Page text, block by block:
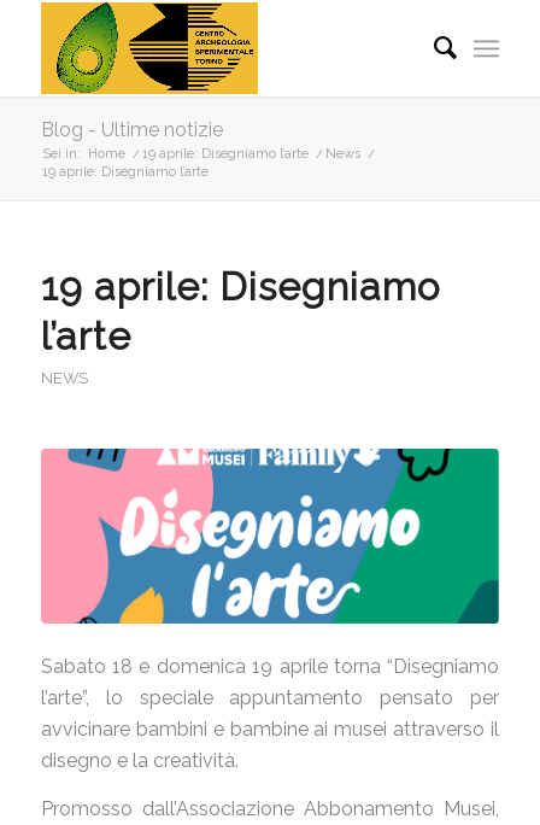
Blog - Ultime notizie
Sei in: Home / 19 aprile: Disegniamo l’arte / News /
19 aprile: Disegniamo l’arte
19 aprile: Disegniamo
l’arte
NEWS
Sabato 18 e domenica 19 aprile torna “Disegniamo
l’arte”, lo speciale appuntamento pensato per
avvicinare bambini e bambine ai musei attraverso il
disegno e la creatività.
Promosso dall’Associazione Abbonamento Musei,